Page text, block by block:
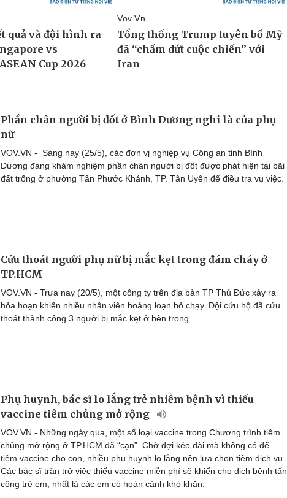
Phần chân người bị đốt ở Bình Dương nghi là của phụ
nữ
VOV.VN - Sáng nay (25/5), các đơn vị nghiệp vụ Công an tỉnh Bình
Dương đang khám nghiệm phần chân người bị đốt được phát hiện tại bãi
đất trống ở phường Tân Phước Khánh, TP. Tân Uyên để điều tra vụ việc.
Cứu thoát người phụ nữ bị mắc kẹt trong đám cháy ở
TP.HCM
VOV.VN - Trưa nay (20/5), một công ty trên địa bàn TP Thủ Đức xảy ra
hỏa hoạn khiến nhiều nhân viên hoảng loạn bỏ chạy. Đội cứu hộ đã cứu
thoát thành công 3 người bị mắc kẹt ở bên trong.
Phụ huynh, bác sĩ lo lắng trẻ nhiễm bệnh vì thiếu
vaccine tiêm chủng mở rộng
VOV.VN - Những ngày qua, một số loại vaccine trong Chương trình tiêm
chủng mở rộng ở TP.HCM đã “cạn”. Chờ đợi kéo dài mà không có để
tiêm vaccine cho con, nhiều phụ huynh lo lắng nên lựa chọn tiêm dịch vụ.
Các bác sĩ trăn trở việc thiếu vaccine miễn phí sẽ khiến cho dịch bệnh tấn
công trẻ em, nhất là các em có hoàn cảnh khó khăn.